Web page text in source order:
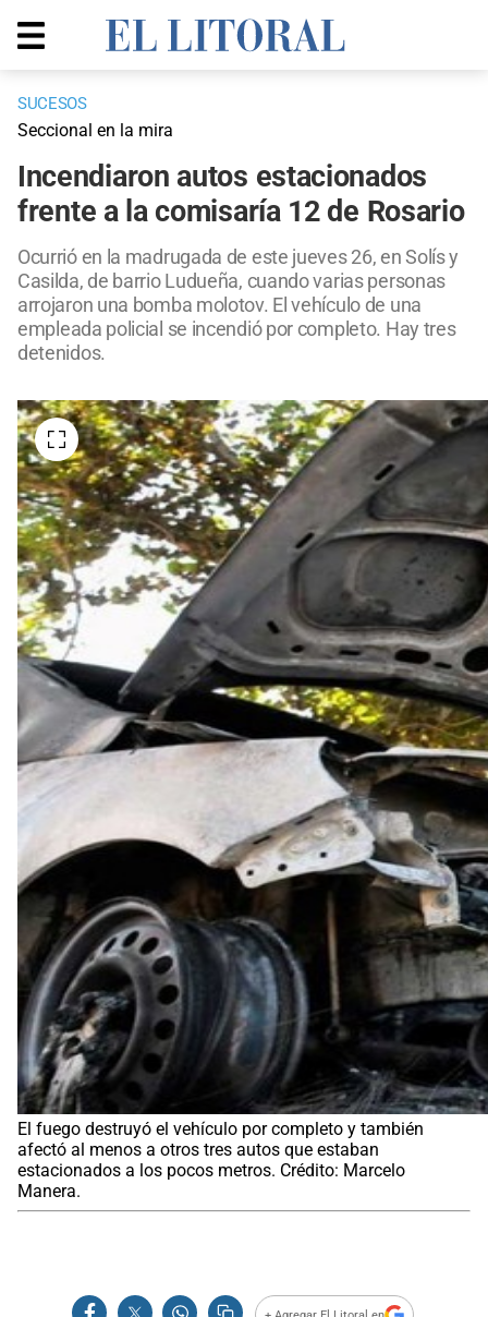
SUCESOS
Seccional en la mira
Incendiaron autos estacionados
frente a la comisaría 12 de Rosario
Ocurrió en la madrugada de este jueves 26, en Solís y
Casilda, de barrio Ludueña, cuando varias personas
arrojaron una bomba molotov. El vehículo de una
empleada policial se incendió por completo. Hay tres
detenidos.
El fuego destruyó el vehículo por completo y también
afectó al menos a otros tres autos que estaban
estacionados a los pocos metros. Crédito: Marcelo
Manera.